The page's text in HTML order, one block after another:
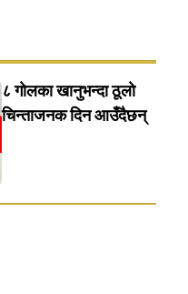
८ गाेलका खानुभन्दा ठूलाे
चिन्ताजनक दिन आउँदैछन्